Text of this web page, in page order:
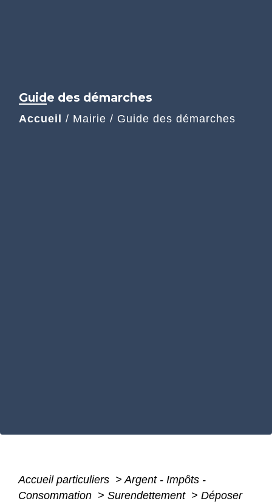
Guide des démarches
Accueil / Mairie / Guide des démarches
Accueil particuliers > Argent - Impôts -
Consommation > Surendettement > Déposer